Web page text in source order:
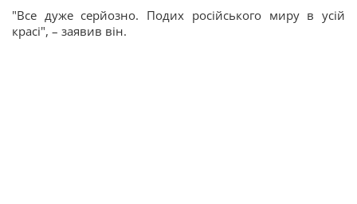
"Все дуже серйозно. Подих російського миру в усій
красі", – заявив він.